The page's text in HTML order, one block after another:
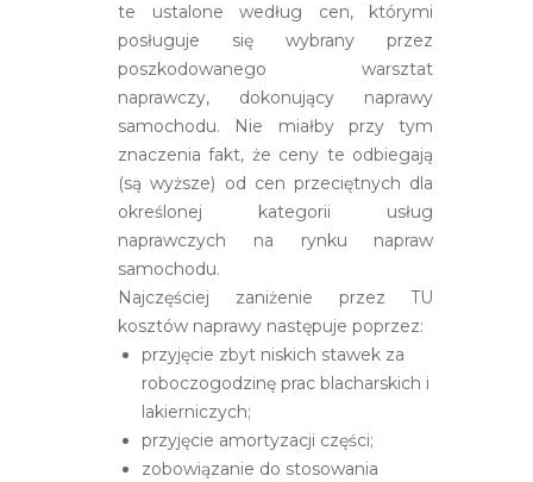
te ustalone według cen, którymi
posługuje się wybrany przez
poszkodowanego warsztat
naprawczy, dokonujący naprawy
samochodu. Nie miałby przy tym
znaczenia fakt, że ceny te odbiegają
(są wyższe) od cen przeciętnych dla
określonej kategorii usług
naprawczych na rynku napraw
samochodu.
Najczęściej zaniżenie przez TU
kosztów naprawy następuje poprzez:
przyjęcie zbyt niskich stawek za
roboczogodzinę prac blacharskich i
lakierniczych;
przyjęcie amortyzacji części;
zobowiązanie do stosowania